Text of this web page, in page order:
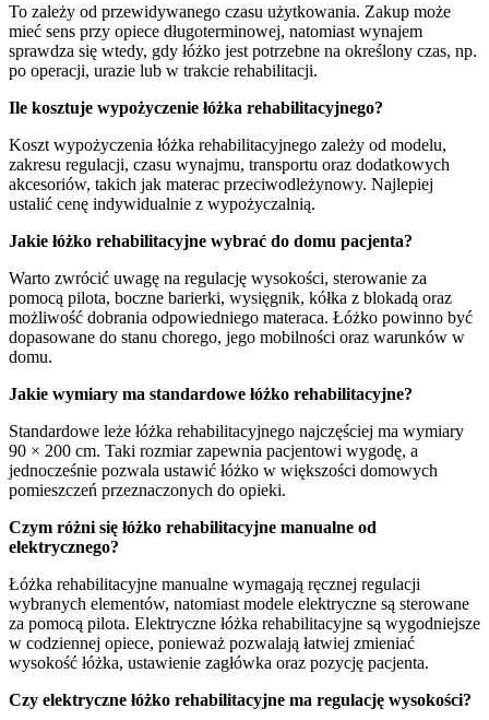
To zależy od przewidywanego czasu użytkowania. Zakup może
mieć sens przy opiece długoterminowej, natomiast wynajem
sprawdza się wtedy, gdy łóżko jest potrzebne na określony czas, np.
po operacji, urazie lub w trakcie rehabilitacji.
Ile kosztuje wypożyczenie łóżka rehabilitacyjnego?
Koszt wypożyczenia łóżka rehabilitacyjnego zależy od modelu,
zakresu regulacji, czasu wynajmu, transportu oraz dodatkowych
akcesoriów, takich jak materac przeciwodleżynowy. Najlepiej
ustalić cenę indywidualnie z wypożyczalnią.
Jakie łóżko rehabilitacyjne wybrać do domu pacjenta?
Warto zwrócić uwagę na regulację wysokości, sterowanie za
pomocą pilota, boczne barierki, wysięgnik, kółka z blokadą oraz
możliwość dobrania odpowiedniego materaca. Łóżko powinno być
dopasowane do stanu chorego, jego mobilności oraz warunków w
domu.
Jakie wymiary ma standardowe łóżko rehabilitacyjne?
Standardowe leże łóżka rehabilitacyjnego najczęściej ma wymiary
90 × 200 cm. Taki rozmiar zapewnia pacjentowi wygodę, a
jednocześnie pozwala ustawić łóżko w większości domowych
pomieszczeń przeznaczonych do opieki.
Czym różni się łóżko rehabilitacyjne manualne od
elektrycznego?
Łóżka rehabilitacyjne manualne wymagają ręcznej regulacji
wybranych elementów, natomiast modele elektryczne są sterowane
za pomocą pilota. Elektryczne łóżka rehabilitacyjne są wygodniejsze
w codziennej opiece, ponieważ pozwalają łatwiej zmieniać
wysokość łóżka, ustawienie zagłówka oraz pozycję pacjenta.
Czy elektryczne łóżko rehabilitacyjne ma regulację wysokości?